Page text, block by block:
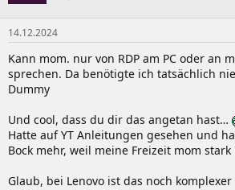
o
n
e
n
:
14.12.2024
Kann mom. nur von RDP am PC oder an
sprechen. Da benötigte ich tatsächlich
Dummy
Und cool, dass du dir das angetan hast…
Hatte auf YT Anleitungen gesehen und
Bock mehr, weil meine Freizeit mom
Glaub, bei Lenovo ist das noch komplexer